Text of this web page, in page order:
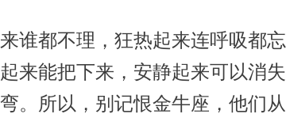
谁都不理，狂热起来连呼吸都
来能把下来，安静起来可以消
。所以，别记恨金牛座，他们